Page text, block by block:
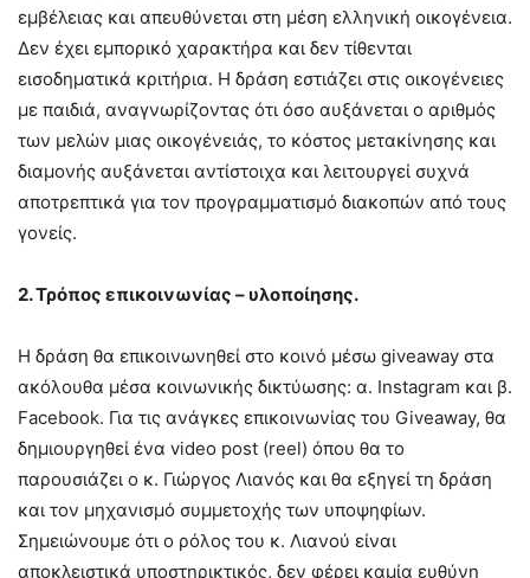
εμβέλειας και απευθύνεται στη μέση ελληνική οικογένεια.
Δεν έχει εμπορικό χαρακτήρα και δεν τίθενται
εισοδηματικά κριτήρια. Η δράση εστιάζει στις οικογένειες
με παιδιά, αναγνωρίζοντας ότι όσο αυξάνεται ο αριθμός
των μελών μιας οικογένειάς, το κόστος μετακίνησης και
διαμονής αυξάνεται αντίστοιχα και λειτουργεί συχνά
αποτρεπτικά για τον προγραμματισμό διακοπών από τους
γονείς.
2. Τρόπος επικοινωνίας – υλοποίησης.
Η δράση θα επικοινωνηθεί στο κοινό μέσω giveaway στα
ακόλουθα μέσα κοινωνικής δικτύωσης: α. Instagram και β.
Facebook. Για τις ανάγκες επικοινωνίας του Giveaway, θα
δημιουργηθεί ένα video post (reel) όπου θα το
παρουσιάζει ο κ. Γιώργος Λιανός και θα εξηγεί τη δράση
και τον μηχανισμό συμμετοχής των υποψηφίων.
Σημειώνουμε ότι ο ρόλος του κ. Λιανού είναι
αποκλειστικά υποστηρικτικός, δεν φέρει καμία ευθύνη